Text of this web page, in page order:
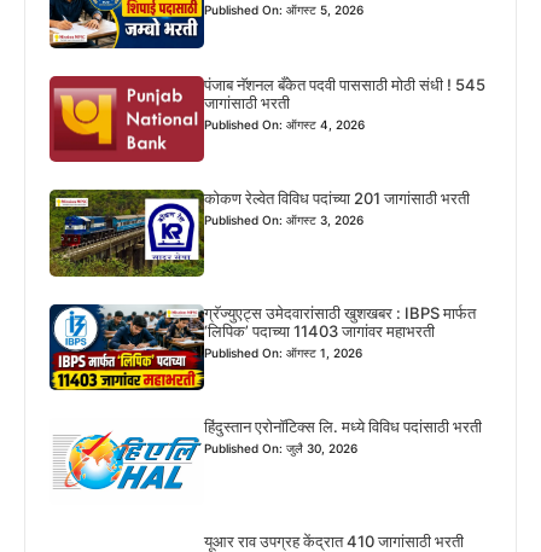
Published On: ऑगस्ट 5, 2026
पंजाब नॅशनल बँकेत पदवी पाससाठी मोठी संधी ! 545
जागांसाठी भरती
Published On: ऑगस्ट 4, 2026
कोकण रेल्वेत विविध पदांच्या 201 जागांसाठी भरती
Published On: ऑगस्ट 3, 2026
ग्रॅज्युएट्स उमेदवारांसाठी खुशखबर : IBPS मार्फत
‘लिपिक’ पदाच्या 11403 जागांवर महाभरती
Published On: ऑगस्ट 1, 2026
हिंदुस्तान एरोनॉटिक्स लि. मध्ये विविध पदांसाठी भरती
Published On: जुलै 30, 2026
यूआर राव उपग्रह केंद्रात 410 जागांसाठी भरती